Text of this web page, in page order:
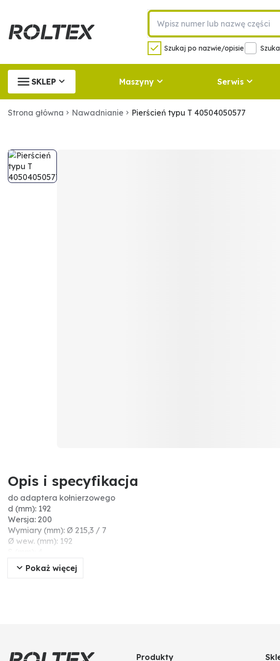
Szukaj po nazwie/opisie
SKLEP Maszyny Serwis
Strona główna Nawadnianie Pierścień typu T 40504050577
Opis i specyfikacja
do adaptera kołnierzowego
d (mm): 192
Wersja: 200
Wymiary (mm): Ø 215,3 / 7
Ø wew. (mm): 192
Ø zew. (mm): 248
Grubość (mm): 4
Pokaż więcej
Produkty